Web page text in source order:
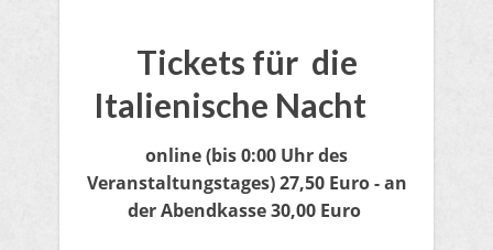
Tickets für die
Italienische Nacht
online(bis 0:00 Uhr des
Veranstaltungstages)27,50 Euro - an
der Abendkasse 30,00 Euro